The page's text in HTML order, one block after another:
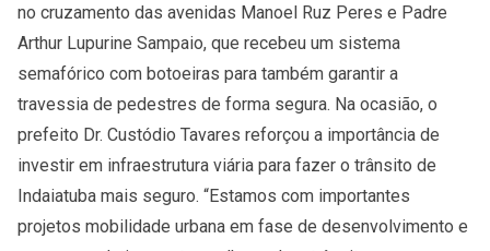
no cruzamento das avenidas Manoel Ruz Peres e Padre
Arthur Lupurine Sampaio, que recebeu um sistema
semafórico com botoeiras para também garantir a
travessia de pedestres de forma segura. Na ocasião, o
prefeito Dr. Custódio Tavares reforçou a importância de
investir em infraestrutura viária para fazer o trânsito de
Indaiatuba mais seguro. “Estamos com importantes
projetos mobilidade urbana em fase de desenvolvimento e